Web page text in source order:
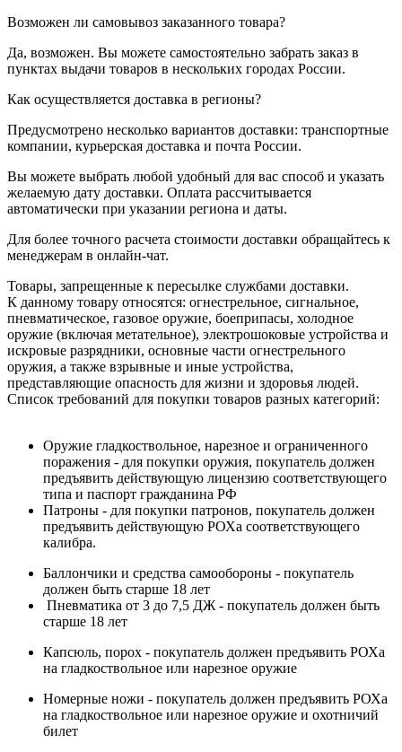
Возможен ли самовывоз заказанного товара?
Да, возможен. Вы можете самостоятельно забрать заказ в
пунктах выдачи товаров в нескольких городах России.
Как осуществляется доставка в регионы?
Предусмотрено несколько вариантов доставки: транспортные
компании, курьерская доставка и почта России.
Вы можете выбрать любой удобный для вас способ и указать
желаемую дату доставки. Оплата рассчитывается
автоматически при указании региона и даты.
Для более точного расчета стоимости доставки обращайтесь к
менеджерам в онлайн-чат.
Товары, запрещенные к пересылке службами доставки.
К данному товару относятся: огнестрельное, сигнальное,
пневматическое, газовое оружие, боеприпасы, холодное
оружие (включая метательное), электрошоковые устройства и
искровые разрядники, основные части огнестрельного
оружия, а также взрывные и иные устройства,
представляющие опасность для жизни и здоровья людей.
Список требований для покупки товаров разных категорий:
Оружие гладкоствольное, нарезное и ограниченного
поражения - для покупки оружия, покупатель должен
предъявить действующую лицензию соответствующего
типа и паспорт гражданина РФ
Патроны - для покупки патронов, покупатель должен
предъявить действующую РОХа соответствующего
калибра.
Баллончики и средства самообороны - покупатель
должен быть старше 18 лет
Пневматика от 3 до 7,5 ДЖ - покупатель должен быть
старше 18 лет
Капсюль, порох - покупатель должен предъявить РОХа
на гладкоствольное или нарезное оружие
Номерные ножи - покупатель должен предъявить РОХа
на гладкоствольное или нарезное оружие и охотничий
билет